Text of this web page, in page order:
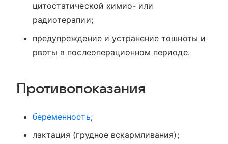
цитостатической химио- или
радиотерапии;
предупреждение и устранение тошноты и
рвоты в послеоперационном периоде.
Противопоказания
беременность;
лактация (грудное вскармливания);